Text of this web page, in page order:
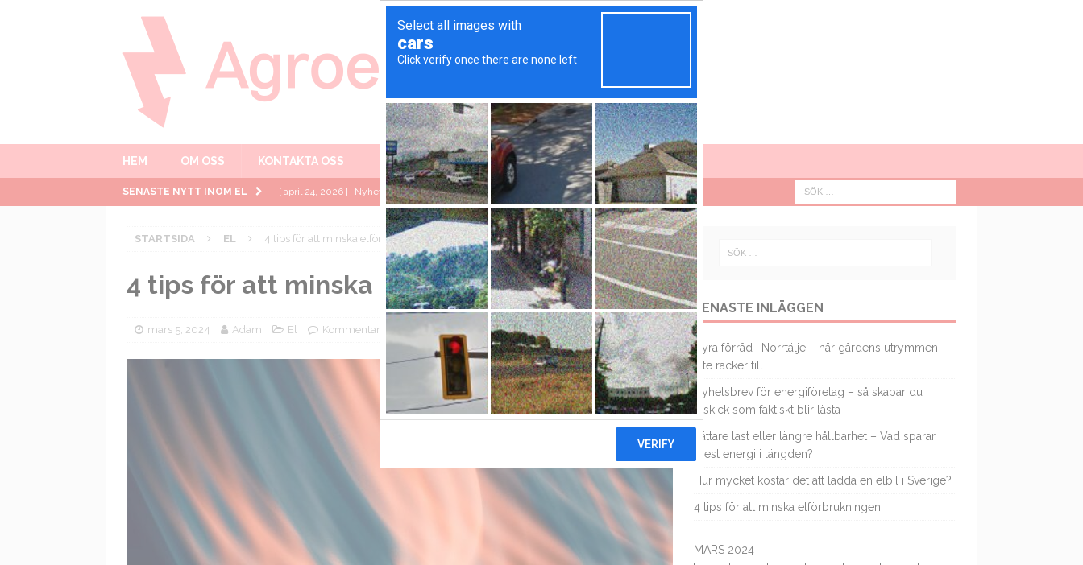
HEM OM OSS KONTAKTA OSS
SENASTE NYTT INOM EL [ april 24, 2026 ] Nyhetsbrev för energiföretag – så skapar du utskick som faktiskt blir
[ januari 10, 2025 ] Lättare last eller längre hållbarhet – Vad sparar mest energi i
längden? EL
Hur mycket kostar det att ladda en elbil i Sverige? EL
[ mars 5, 2024 ] 4 tips för att minska elförbrukningen EL
Hyra förråd i Norrtälje – när gårdens utrymmen inte räcker till EL
STARTSIDA EL 4 tips för att minska elförbrukningen
4 tips för att minska elförbrukningen
mars 5, 2024 Adam El Kommentarer inaktiverade
SENASTE INLÄGGEN
Hyra förråd i Norrtälje – när gårdens utrymmen
inte räcker till
Nyhetsbrev för energiföretag – så skapar du
utskick som faktiskt blir lästa
Lättare last eller längre hållbarhet – Vad sparar
mest energi i längden?
Hur mycket kostar det att ladda en elbil i Sverige?
4 tips för att minska elförbrukningen
MARS 2024